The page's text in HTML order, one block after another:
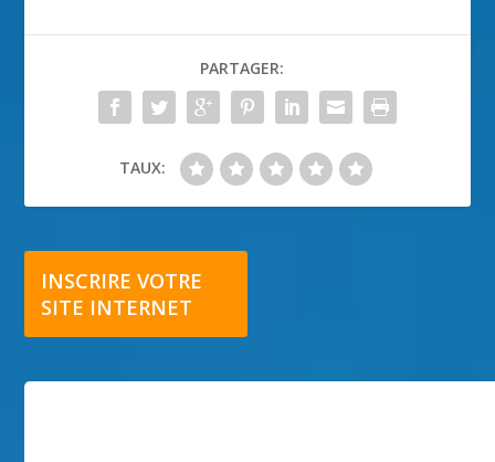
PARTAGER:
TAUX:
INSCRIRE VOTRE
SITE INTERNET